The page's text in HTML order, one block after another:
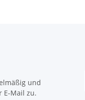
und
Mail zu.